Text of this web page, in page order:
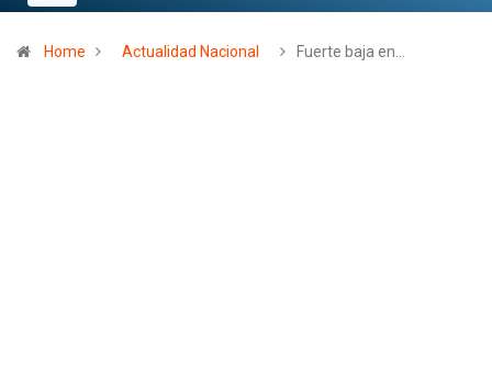
Home Actualidad Nacional Fuerte baja en…